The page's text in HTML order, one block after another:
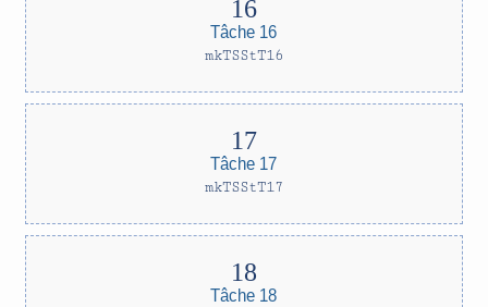
Tâche 16
mkTSStT16
Tâche 17
mkTSStT17
Tâche 18